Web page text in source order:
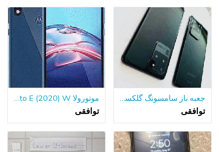
جعبه باز سامسونگ گلکسی نوت 20 فوق العاده 5g
توافقی
موتورولا Moto E (2020) W/سیاه بدن دستکش ژل مورد ، قفل شده است
توافقی